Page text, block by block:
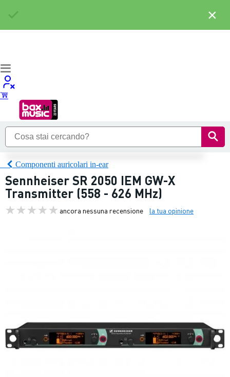
Componenti auricolari in-ear
Sennheiser SR 2050 IEM GW-X
Transmitter (558 - 626 MHz)
ancora nessuna recensione la tua opinione
×